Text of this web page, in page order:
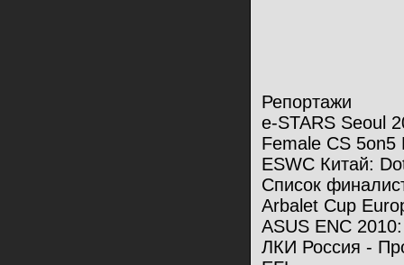
Репортажи
e-STARS Seoul
Female CS 5on5
ESWC Китай:
Список
Arbalet Cup
ASUS ENC
ЛКИ Россия -